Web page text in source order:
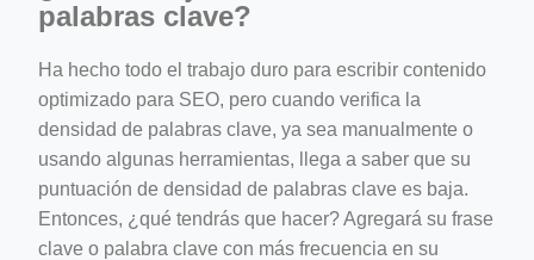
palabras clave?
Ha hecho todo el trabajo duro para escribir contenido
optimizado para SEO, pero cuando verifica la
densidad de palabras clave, ya sea manualmente o
usando algunas herramientas, llega a saber que su
puntuación de densidad de palabras clave es baja.
Entonces, ¿qué tendrás que hacer? Agregará su frase
clave o palabra clave con más frecuencia en su